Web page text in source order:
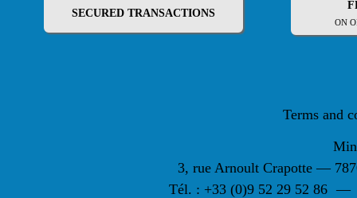
SECURED TRANSACTIONS
ON
Terms and
3, rue Arnoult Crapotte —
Tél. : +33 (0)9 52 29 52 86 —